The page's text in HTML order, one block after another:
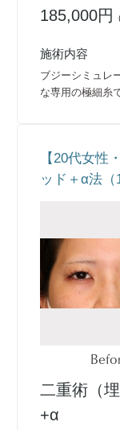
185,000円
施術内容
ブジーシミュレ
な専用の極細糸
【20代女性
ッド＋α法（
二重術（
+α